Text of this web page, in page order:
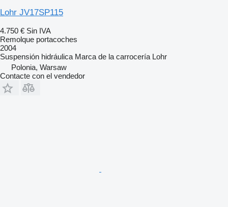
Lohr JV17SP115
4.750 € Sin IVA
Remolque portacoches
2004
Suspensión hidráulica Marca de la carrocería Lohr
Polonia, Warsaw
Contacte con el vendedor